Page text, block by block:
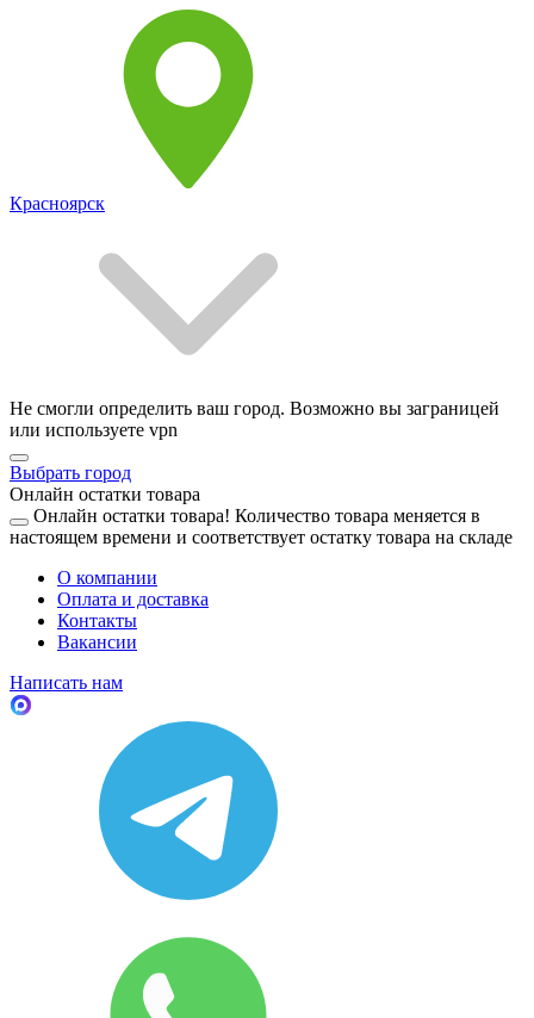
Красноярск
Не смогли определить ваш город. Возможно вы заграницей
или используете vpn
Выбрать город
Онлайн остатки товара
Онлайн остатки товара! Количество товара меняется в
настоящем времени и соответствует остатку товара на складе
О компании
Оплата и доставка
Контакты
Вакансии
Написать нам